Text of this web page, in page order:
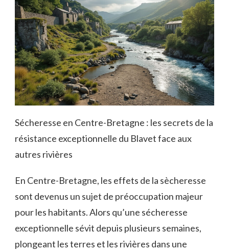
Sécheresse en Centre-Bretagne : les secrets de la
résistance exceptionnelle du Blavet face aux
autres rivières
En Centre-Bretagne, les effets de la sècheresse
sont devenus un sujet de préoccupation majeur
pour les habitants. Alors qu’une sécheresse
exceptionnelle sévit depuis plusieurs semaines,
plongeant les terres et les rivières dans une